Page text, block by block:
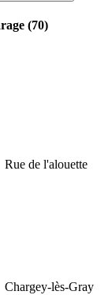
(70)
Rue de l'alouette
Chargey-lès-Gray